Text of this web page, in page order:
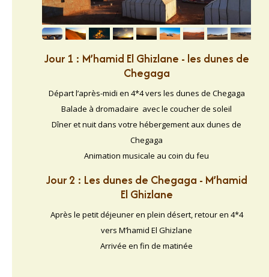
Jour 1 : M’hamid El Ghizlane - les dunes de
Chegaga
Départ l’après-midi en 4*4 vers les dunes de Chegaga
Balade à dromadaire avec le coucher de soleil
Dîner et nuit dans votre hébergement aux dunes de
Chegaga
Animation musicale au coin du feu
Jour 2 : Les dunes de Chegaga - M’hamid
El Ghizlane
Après le petit déjeuner en plein désert, retour en 4*4
vers M’hamid El Ghizlane
Arrivée en fin de matinée